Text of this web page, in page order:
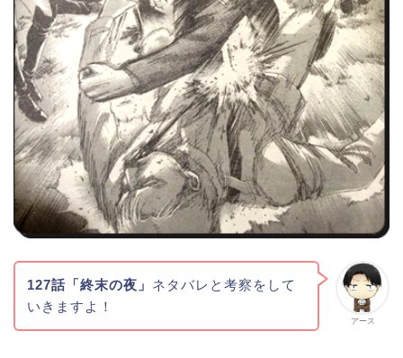
アース
127話「終末の夜」 ネタバレと考察をして
いきますよ！